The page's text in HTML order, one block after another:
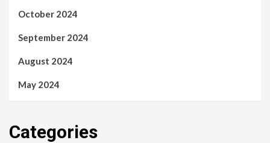
October 2024
September 2024
August 2024
May 2024
Categories